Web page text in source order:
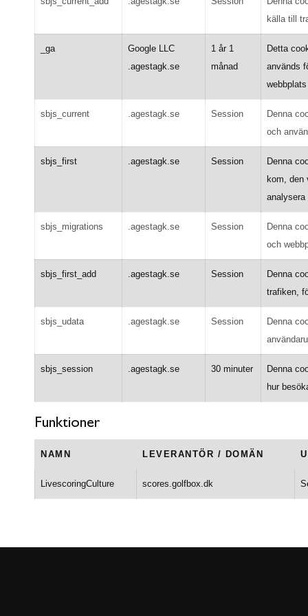
källa till
_ga
Google LLC
.agestagk.se
1 år 1
månad
Detta
används
sbjs_current .agestagk.se Session
Denna
och
sbjs_first .agestagk.se Session
Denna
kom, den
analysera
sbjs_migrations .agestagk.se Session
Denna
och
sbjs_first_add .agestagk.se Session
Denna
trafiken,
sbjs_udata .agestagk.se Session
Denna
sbjs_session .agestagk.se 30 minuter
Denna
hur
Funktioner
NAMN LEVERANTÖR / DOMÄN
LivescoringCulture scores.golfbox.dk